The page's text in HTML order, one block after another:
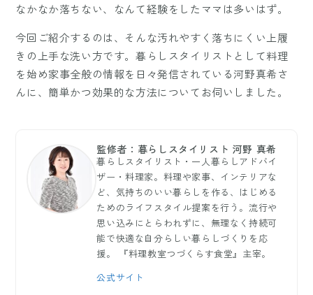
なかなか落ちない、なんて経験をしたママは多いはず。
今回ご紹介するのは、そんな汚れやすく落ちにくい上履
きの上手な洗い方です。暮らしスタイリストとして料理
を始め家事全般の情報を日々発信されている河野真希さ
んに、簡単かつ効果的な方法についてお伺いしました。
監修者：暮らしスタイリスト 河野 真希
暮らしスタイリスト・一人暮らしアドバイ
ザー・料理家。料理や家事、インテリアな
ど、気持ちのいい暮らしを作る、はじめる
ためのライフスタイル提案を行う。流行や
思い込みにとらわれずに、無理なく持続可
能で快適な自分らしい暮らしづくりを応
援。 『料理教室つづくらす食堂』主宰。
公式サイト